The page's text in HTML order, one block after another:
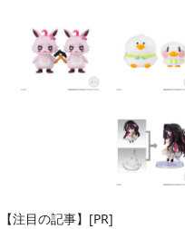
【注目の記事】[PR]